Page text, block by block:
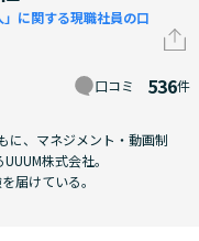
に関する現職社員の口
口コミ 536件
に、マネジメント・動画制
株式会社。
届けている。